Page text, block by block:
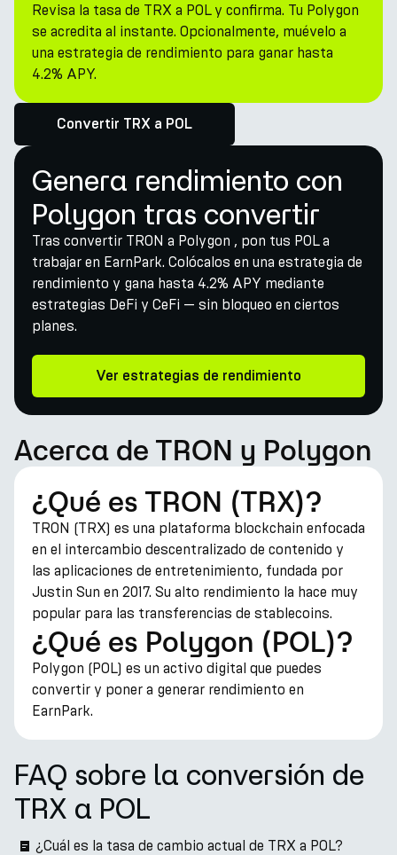
Revisa la tasa de TRX a POL y confirma. Tu Polygon
se acredita al instante. Opcionalmente, muévelo a
una estrategia de rendimiento para ganar hasta
4.2% APY.
Convertir TRX a POL
Genera rendimiento con
Polygon tras convertir
Tras convertir TRON a Polygon , pon tus POL a
trabajar en EarnPark. Colócalos en una estrategia de
rendimiento y gana hasta 4.2% APY mediante
estrategias DeFi y CeFi — sin bloqueo en ciertos
planes.
Ver estrategias de rendimiento
Acerca de TRON y Polygon
¿Qué es TRON (TRX)?
TRON (TRX) es una plataforma blockchain enfocada
en el intercambio descentralizado de contenido y
las aplicaciones de entretenimiento, fundada por
Justin Sun en 2017. Su alto rendimiento la hace muy
popular para las transferencias de stablecoins.
¿Qué es Polygon (POL)?
Polygon (POL) es un activo digital que puedes
convertir y poner a generar rendimiento en
EarnPark.
FAQ sobre la conversión de
TRX a POL
¿Cuál es la tasa de cambio actual de TRX a POL?